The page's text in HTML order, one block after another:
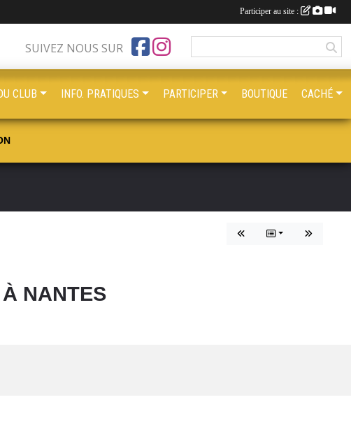
NANTES
SUIVEZ NOUS SUR
CLUB INFO. PRATIQUES PARTICIPER BOUTIQUE CACHÉ
Participer au site :